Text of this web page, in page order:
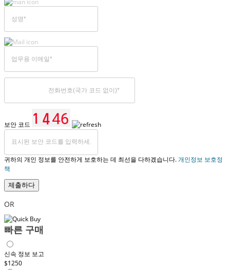
보안 코드
귀하의 개인 정보를 안전하게 보호하는 데 최선을 다하겠습니다.개인정보 보호정
책
제출하다
OR
빠른 구매
신속 정보 보고
$1250